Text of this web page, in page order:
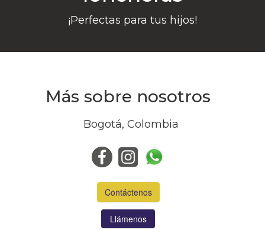
¡Perfectas para tus hijos!
Más sobre nosotros
Bogotá, Colombia
Contáctenos
Llámenos